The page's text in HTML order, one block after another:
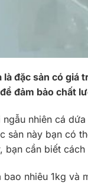
là đặc sản có giá
đảm bảo chất
ngẫu nhiên cá
sản này bạn có
bạn cần biết
bao nhiêu 1kg và